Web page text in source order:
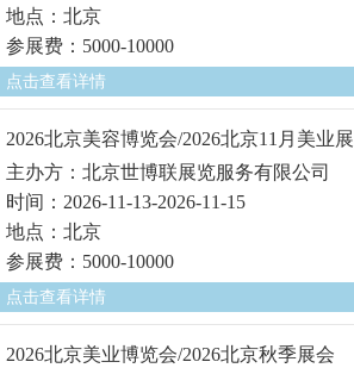
地点：北京
参展费：5000-10000
点击查看详情
2026北京美容博览会/2026北京11月美业展
主办方：北京世博联展览服务有限公司
时间：2026-11-13-2026-11-15
地点：北京
参展费：5000-10000
点击查看详情
2026北京美业博览会/2026北京秋季展会